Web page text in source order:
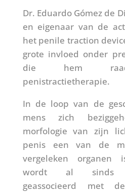
Dr. Eduardo Gómez de
en eigenaar van de
het penile traction
grote invloed onder
die hem
penistractietherapie.
In de loop van de
mens zich
morfologie van zijn
penis een van de
vergeleken organen
wordt al sinds
geassocieerd met